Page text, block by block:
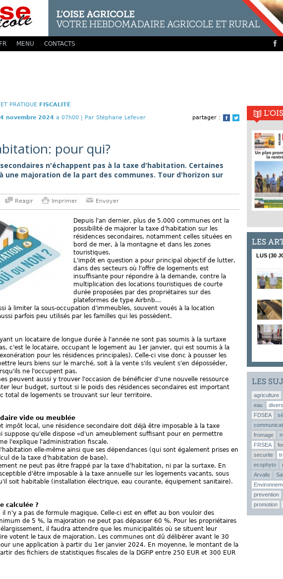
MENU CONTACTS
PRATIQUE FISCALITÉ
partager :
Facebook
Twitter
novembre 2024 a 07h00 | Par Stéphane Lefever
pour qui?
n'échappent pas à la taxe d'habitation. Certaines
une majoration de la part des communes. Tour d'horizon sur
Reagir Imprimer Envoyer
Depuis l'an dernier, plus de 5.000 communes ont la
possibilité de majorer la taxe d'habitation sur les
résidences secondaires, notamment celles situées en
bord de mer, à la montagne et dans les zones
touristiques.
L'impôt en question a pour principal objectif de lutter,
dans des secteurs où l'offre de logements est
insuffisante pour répondre à la demande, contre la
multiplication des locations touristiques de courte
durée proposées par des propriétaires sur des
plateformes de type Airbnb...
à limiter la sous-occupation d'immeubles, souvent voués à la location
parfois peu utilisés par les familles qui les possèdent.
un locataire de longue durée à l'année ne sont pas soumis à la surtaxe
c'est le locataire, occupant le logement au 1er janvier, qui est soumis à la
pour les résidences principales). Celle-ci vise donc à pousser les
leurs biens sur le marché, soit à la vente s'ils veulent s'en déposséder,
ne l'occupent pas.
peuvent aussi y trouver l'occasion de bénéficier d'une nouvelle ressource
leur budget, surtout si le poids des résidences secondaires est important
total de logements se trouvant sur leur territoire.
vide ou meublée
impôt local, une résidence secondaire doit déjà être imposable à la taxe
suppose qu'elle dispose «d'un ameublement suffisant pour en permettre
l'explique l'administration fiscale.
elle-même ainsi que ses dépendances (qui sont également prises en
de la taxe d'habitation de base).
ne peut pas être frappé par la taxe d'habitation, ni par la surtaxe. En
d'être imposable à la taxe annuelle sur les logements vacants, sous
soit habitable (installation électrique, eau courante, équipement sanitaire).
calculée ?
il n'y a pas de formule magique. Celle-ci est en effet au bon vouloir des
de 5 %, la majoration ne peut pas dépasser 60 %. Pour les propriétaires
il faudra attendre que les municipalités où se situent leur
votent le taux de majoration. Les communes ont dû délibérer avant le 30
une application à partir du 1er janvier 2024. En moyenne, le montant de la
des fichiers de statistiques fiscales de la DGFiP entre 250 EUR et 300 EUR
LES
LUS (30
LES
agriculture
eau
FDSEA
fromage
FRSEA
securite
ecophyto
Arvalis
prevention
promotion